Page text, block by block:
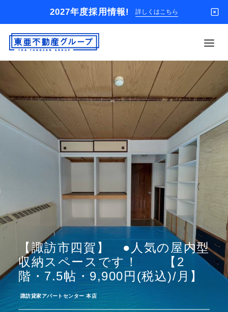
2027年度採用情報! 詳しくはこちら
借りる
買う
店舗
オーナー様
入居者様専用
お問い合わせ
お気に入り 閲覧履歴
【諏訪市四賀】 ●人気の屋内型
収納スペースです！ 【2
階・7.5帖・9,900円(税込)/月】
諏訪貸家アパートセンター 本店